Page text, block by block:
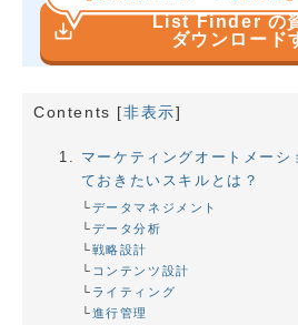
save_alt
List Finder の
ダウンロード
Contents [非表示]
マーケティングオートメーシ
ておきたいスキルとは？
データマネジメント
データ分析
戦略設計
コンテンツ設計
ライティング
進行管理